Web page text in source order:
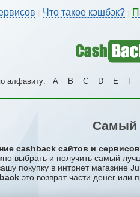
Что такое кэшбэк?
алфавиту: A B C D E F
Самый
cashback сайтов и
выбрать и получить самый
покупку в интрнет магазине
это возврат части денег или